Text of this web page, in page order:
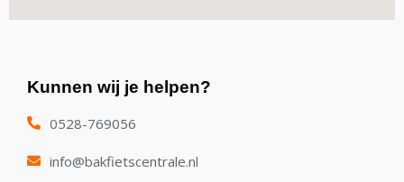
Kunnen wij je helpen?
0528-769056
info@bakfietscentrale.nl